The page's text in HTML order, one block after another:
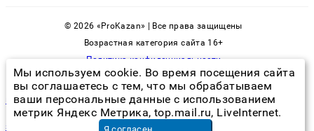
© 2026 «ProKazan» | Все права защищены
Возрастная категория сайта 16+
Политика конфиденциальности
клоповник квартира
замена проводки в доме ценав Москве
Мы используем cookie. Во время посещения сайта
вы соглашаетесь с тем, что мы обрабатываем
ваши персональные данные с использованием
метрик Яндекс Метрика, top.mail.ru, LiveInternet.